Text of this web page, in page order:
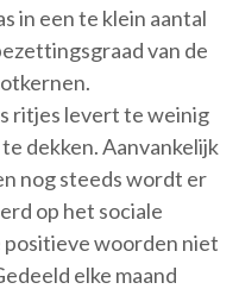
in een te klein aantal
van de
ritjes levert te weinig
dekken. Aanvankelijk
nog steeds wordt er
op het sociale
positieve woorden niet
elke maand